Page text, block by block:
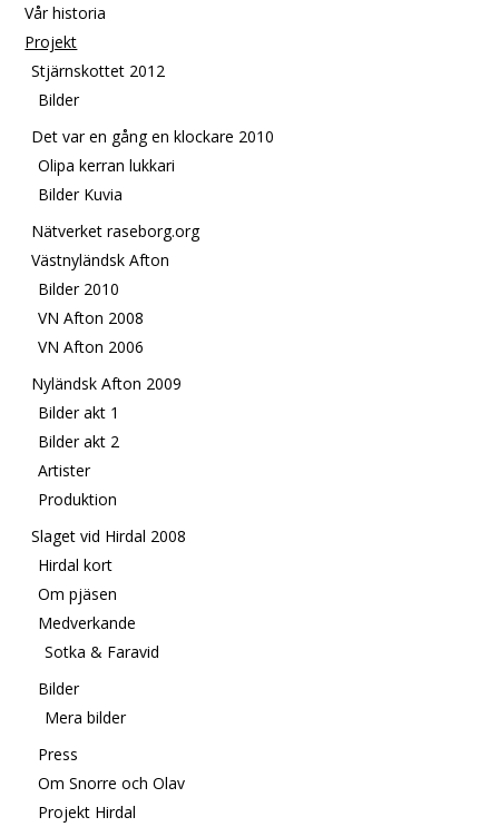
Vår historia
Projekt
Stjärnskottet 2012
Bilder
Det var en gång en klockare 2010
Olipa kerran lukkari
Bilder Kuvia
Nätverket raseborg.org
Västnyländsk Afton
Bilder 2010
VN Afton 2008
VN Afton 2006
Nyländsk Afton 2009
Bilder akt 1
Bilder akt 2
Artister
Produktion
Slaget vid Hirdal 2008
Hirdal kort
Om pjäsen
Medverkande
Sotka & Faravid
Bilder
Mera bilder
Press
Om Snorre och Olav
Projekt Hirdal